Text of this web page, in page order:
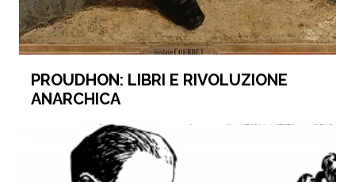
PROUDHON: LIBRI E RIVOLUZIONE
ANARCHICA